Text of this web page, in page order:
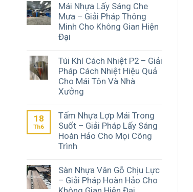
Mái Nhựa Lấy Sáng Che
Mưa – Giải Pháp Thông
Minh Cho Không Gian Hiện
Đại
Túi Khí Cách Nhiệt P2 – Giải
Pháp Cách Nhiệt Hiệu Quả
Cho Mái Tôn Và Nhà
Xưởng
18
Th6
Tấm Nhựa Lợp Mái Trong
Suốt – Giải Pháp Lấy Sáng
Hoàn Hảo Cho Mọi Công
Trình
Sàn Nhựa Vân Gỗ Chịu Lực
– Giải Pháp Hoàn Hảo Cho